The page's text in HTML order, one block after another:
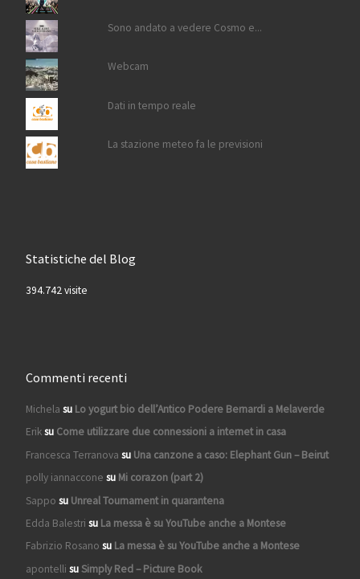
Sono andato a vedere Cosmo e...
Webcam
Dati in tempo reale
La stazione meteo fa le previsioni
Statistiche del Blog
394.742 visite
Commenti recenti
Michela su Lo yogurt bio dell’Antico Podere Bernardi a Melaverde
Eriksu Come utilizzare due connessioni a internet in casa
Francesca Terranova su Una canzone a caso: Elephant Gun – Beirut
polly iannaccone su Mi corazon (part 2)
Sappo su Unreal Tournament in quarantena
Edda Balestri su La messa è su YouTube anche a Montese
Fabrizio Rosano su La messa è su YouTube anche a Montese
apontelli suSimply Red – Picture Book